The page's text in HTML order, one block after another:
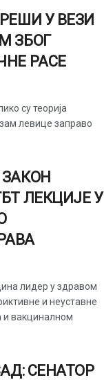
У ВЕЗИ
ЗБОГ
РАСЕ
су теорија
левице заправо
ЛЕКЦИЈЕ У
лидер у здравом
и неуставне
и вакциналном
СЕНАТОР